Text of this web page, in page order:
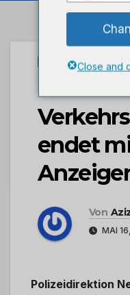
UNCATEGORIZED
POL-
endet
Von
MAI
Polizeidirektion
Close and